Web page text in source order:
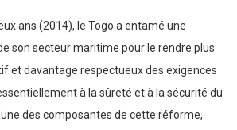
ans (2014), le Togo a entamé une
son secteur maritime pour le rendre plus
et davantage respectueux des exigences
à la sûreté et à la sécurité du
des composantes de cette réforme,